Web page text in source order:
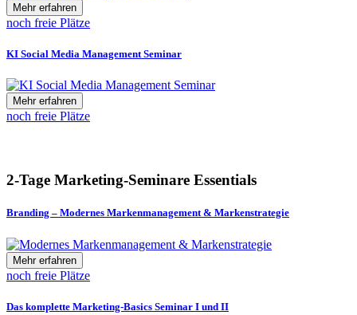
Mehr erfahren
noch freie Plätze
KI Social Media Management Seminar
Mehr erfahren
noch freie Plätze
2-Tage Marketing-Seminare Essentials
Branding – Modernes Markenmanagement & Markenstrategie
Mehr erfahren
noch freie Plätze
Das komplette Marketing-Basics Seminar I und II